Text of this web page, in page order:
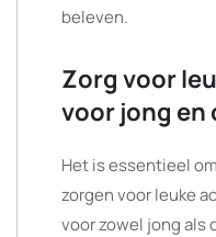
beleven.
Zorg voor
voor jong en
Het is essentieel
zorgen voor leuke
voor zowel jong als